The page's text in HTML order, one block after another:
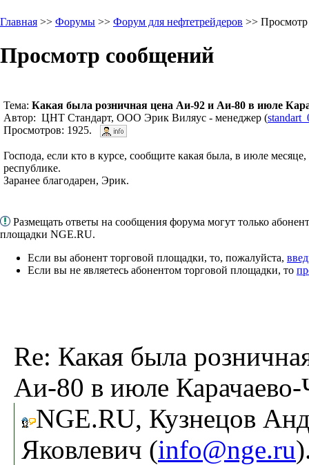
Главная >> Форумы >> Форум для нефтетрейдеров >>
Просмотр сообщений
Тема: Какая была розничная цена Аи-92 и Аи-80 в июле
Автор: ЦНТ Стандарт, ООО Эрик Виляус - менеджер (
Просмотров: 1925.
Господа, если кто в курсе, сообщите какая была, в июле
республике.
Заранее благодарен, Эрик.
Размещать ответы на сообщения форума могут только
площадки NGE.RU.
Если вы абонент торговой площадки, то, пожалуйста,
Если вы не являетесь абонентом торговой площадки, то
Re: Какая была
Аи-80 в июле Карачаево-
NGE.RU, Кузнецов
Яковлевич (info@nge.ru